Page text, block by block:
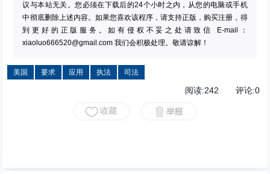
议与本站无关。您必须在下载后的24个小时之内，从您的电脑或手机
中彻底删除上述内容。如果您喜欢该程序，请支持正版，购买注册，得
到更好的正版服务。如有侵权不妥之处请致信 E-mail：
xiaoluo666520@gmail.com 我们会积极处理。敬请谅解！
美国 要求 应用 执法 司法
阅读:242 评论:0